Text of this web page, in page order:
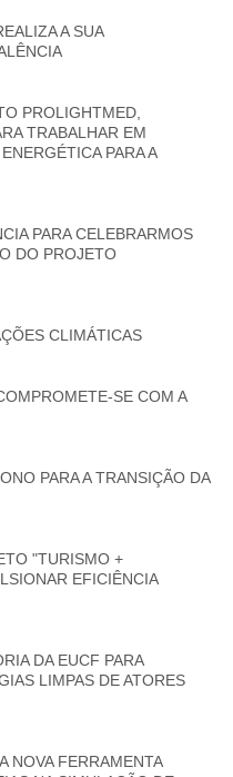
A SUA
PROLIGHTMED,
TRABALHAR EM
PARA A
PARA CELEBRARMOS
DO PROJETO
CLIMÁTICAS
SE COM A
PARA A TRANSIÇÃO DA
"TURISMO +
EFICIÊNCIA
DA EUCF PARA
LIMPAS DE ATORES
NOVA FERRAMENTA